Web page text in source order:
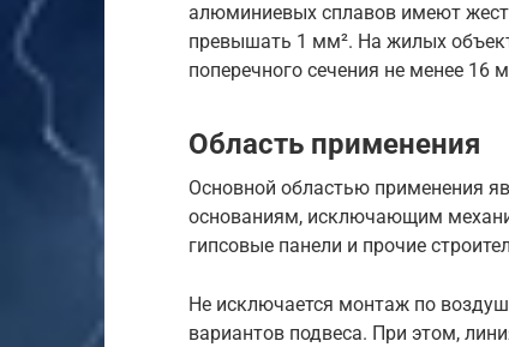
алюминиевых сплавов имеют
превышать 1 мм². На жилых
поперечного сечения не менее 16
Область применения
Основной областью применения
основаниям, исключающим
гипсовые панели и прочие
Не исключается монтаж по
вариантов подвеса. При этом,